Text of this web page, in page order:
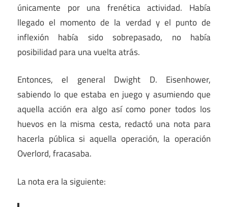
únicamente por una frenética actividad. Había
llegado el momento de la verdad y el punto de
inflexión había sido sobrepasado, no había
posibilidad para una vuelta atrás.
Entonces, el general Dwight D. Eisenhower,
sabiendo lo que estaba en juego y asumiendo que
aquella acción era algo así como poner todos los
huevos en la misma cesta, redactó una nota para
hacerla pública si aquella operación, la operación
Overlord, fracasaba.
La nota era la siguiente: